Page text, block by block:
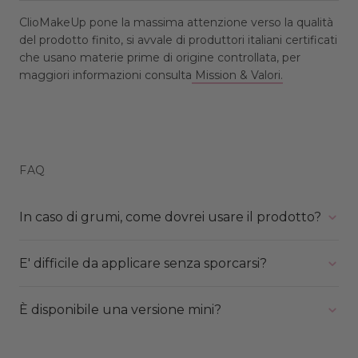
ClioMakeUp pone la massima attenzione verso la qualità
del prodotto finito, si avvale di produttori italiani certificati
che usano materie prime di origine controllata, per
maggiori informazioni consulta Mission & Valori.
In caso di grumi, come dovrei usare il prodotto?
scovolino. Per un effetto il più possibile definito e senza
dell'applicatore verticalmente per separare e definire le
ciglia.
E' difficile da applicare senza sporcarsi?
chiunque, anche persone senza esperienza nel make-up,
È disponibile una versione mini?
FAQ